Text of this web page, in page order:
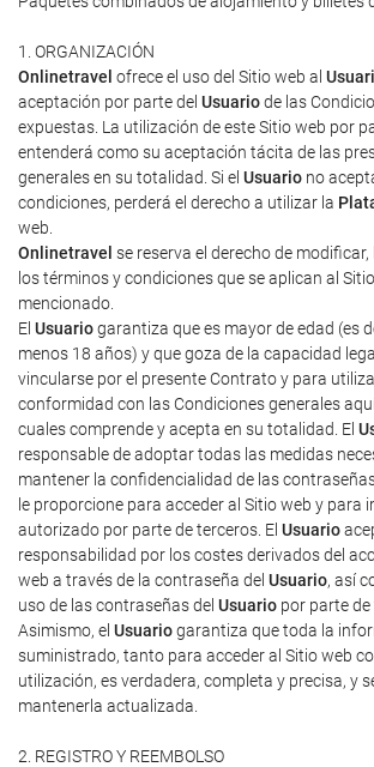
1. ORGANIZACIÓN
Onlinetravel ofrece el uso del Sitio web al
aceptación por parte del Usuariode las
expuestas. La utilización de este Sitio web por
entenderá como su aceptación tácita de las
generales en su totalidad. Si el Usuario no
condiciones, perderá el derecho a utilizar la
web.
Onlinetravel se reserva el derecho de
los términos y condiciones que se aplican al
mencionado.
El Usuariogarantiza que es mayor de edad (es
menos 18 años) y que goza de la capacidad
vincularse por el presente Contrato y para
conformidad con las Condiciones generales
cuales comprende y acepta en su totalidad. El
responsable de adoptar todas las medidas
mantener la confidencialidad de las
le proporcione para acceder al Sitio web y para
autorizado por parte de terceros. El Usuario
responsabilidad por los costes derivados del
web a través de la contraseña del Usuario, así
uso de las contraseñas del Usuario por parte de
Asimismo, el Usuariogarantiza que toda la
suministrado, tanto para acceder al Sitio web
utilización, es verdadera, completa y precisa, y
mantenerla actualizada.
2. REGISTRO Y REEMBOLSO